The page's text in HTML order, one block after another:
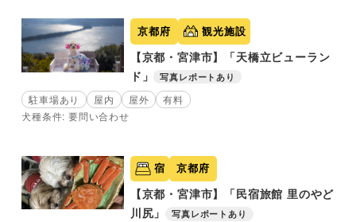
京都府 観光施設
【京都・宮津市】「天橋立ビューラン
ド」
写真レポートあり
駐車場あり 屋内 屋外
有料
犬種条件: 要問い合わせ
宿 京都府
【京都・宮津市】「民宿旅館 里のやど
川尻」
写真レポートあり